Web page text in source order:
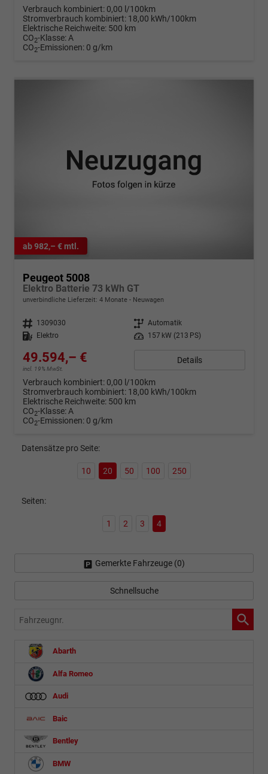
Verbrauch kombiniert: 0,00 l/100km
Stromverbrauch kombiniert: 18,00 kWh/100km
Elektrische Reichweite: 500 km
CO2-Klasse:A
CO2-Emissionen: 0 g/km
ab 982,– € mtl.
Peugeot 5008
Elektro Batterie 73 kWh GT
unverbindliche Lieferzeit: 4 Monate Neuwagen
Fahrzeugnr. 1309030 Getriebe Automatik
Kraftstoff
Elektro Leistung 157 kW (213 PS)
49.594,– €
incl. 19% MwSt.
Details
Verbrauch kombiniert: 0,00 l/100km
Stromverbrauch kombiniert: 18,00 kWh/100km
Elektrische Reichweite: 500 km
CO2-Klasse:A
CO2-Emissionen: 0 g/km
Datensätze pro Seite:
10 20 50 100 250
Seiten:
1 2 3 4
Gemerkte Fahrzeuge (0)
Schnellsuche
Fahrzeugnr.
Abarth
Alfa Romeo
Audi
Baic
Bentley
BMW